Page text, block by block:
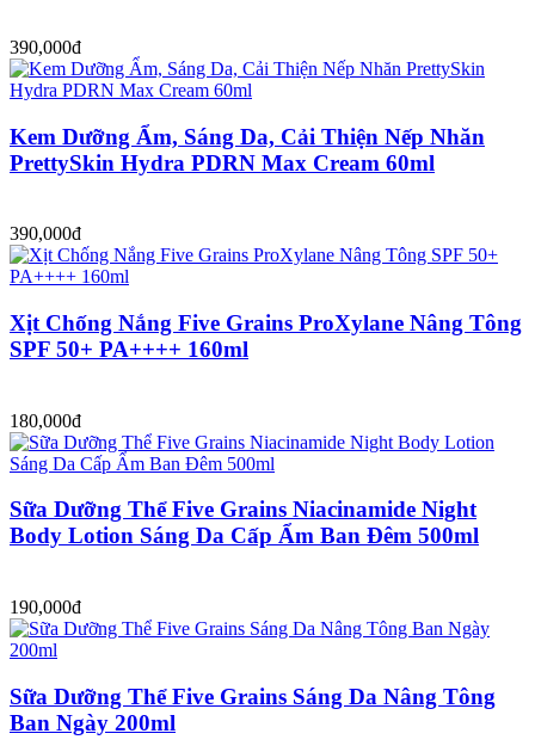
390,000đ
Kem Dưỡng Ẩm, Sáng Da, Cải Thiện Nếp Nhăn
PrettySkin Hydra PDRN Max Cream 60ml
390,000đ
Xịt Chống Nắng Five Grains ProXylane Nâng Tông
SPF 50+ PA++++ 160ml
180,000đ
Sữa Dưỡng Thể Five Grains Niacinamide Night
Body Lotion Sáng Da Cấp Ẩm Ban Đêm 500ml
190,000đ
Sữa Dưỡng Thể Five Grains Sáng Da Nâng Tông
Ban Ngày 200ml